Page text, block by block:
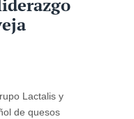
Lactalis y
de quesos